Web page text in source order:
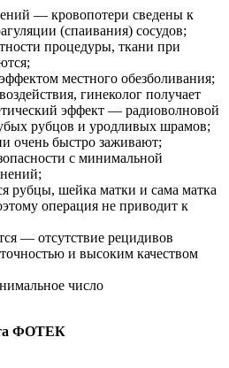
— кровопотери сведены к
(спаивания) сосудов;
процедуры, ткани при
местного обезболивания;
гинеколог получает
эффект — радиоволновой
рубцов и уродливых шрамов;
очень быстро заживают;
с минимальной
рубцы, шейка матки и сама матка
операция не приводит к
— отсутствие рецидивов
и высоким качеством
число
ФОТЕК